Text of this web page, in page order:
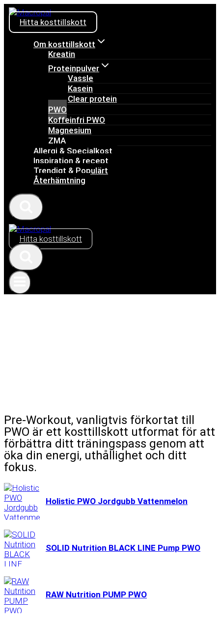
Skip
to
content
Hitta kosttillskott
Om kosttillskott
Kreatin
Proteinpulver
Vassle
Kasein
Clear protein
PWO
Koffeinfri PWO
Magnesium
ZMA
Allergi & Specialkost
Inspiration & recept
Trendigt & Populärt
Återhämtning
Hitta kosttillskott
Pre-Workout, vanligtvis förkortat till
PWO är ett kosttillskott utformat för att
förbättra ditt träningspass genom att
öka din energi, uthållighet och ditt
fokus.
Holistic PWO Jordgubb Vattenmelon
SOLID Nutrition BLACK LINE Pump PWO
RAW Nutrition PUMP PWO